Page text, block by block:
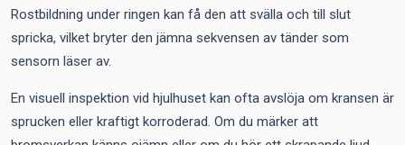
Rostbildning under ringen kan få den att svälla och till slut
spricka, vilket bryter den jämna sekvensen av tänder som
sensorn läser av.
En visuell inspektion vid hjulhuset kan ofta avslöja om kransen är
sprucken eller kraftigt korroderad. Om du märker att